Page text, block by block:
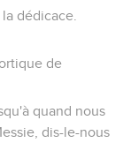
dédicace.
de
quand nous
dis-le-nous